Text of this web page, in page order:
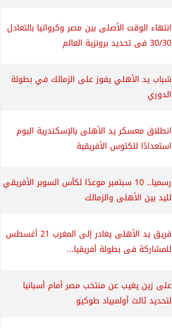
انتهاء الوقت الأصلى بين مصر وكرواتيا بالتعادل
30/30 فى تحديد برونزية العالم
شباب يد الأهلي يفوز على الزمالك في بطولة
الدوري
انطلاق معسكر يد الأهلى بالإسكندرية اليوم
استعدادًا للكئوس الأفريقية
رسميا.. 10 سبتمبر موعدًا لكأس السوبر الأفريقي
لليد بين الأهلى والزمالك
فريق يد الأهلى يغادر إلى المغرب 21 أغسطس
للمشاركة فى بطولة أفريقيا...
على زين يغيب عن منتخب مصر أمام أسبانيا
لتحديد ثالث أولمبياد طوكيو